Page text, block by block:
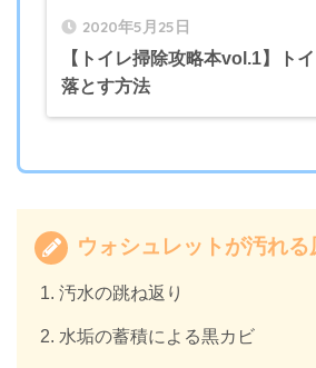
2020年5月25日
【トイレ掃除攻略本vol.1】ト
落とす方法
ウォシュレットが汚れる
汚水の跳ね返り
水垢の蓄積による黒カビ